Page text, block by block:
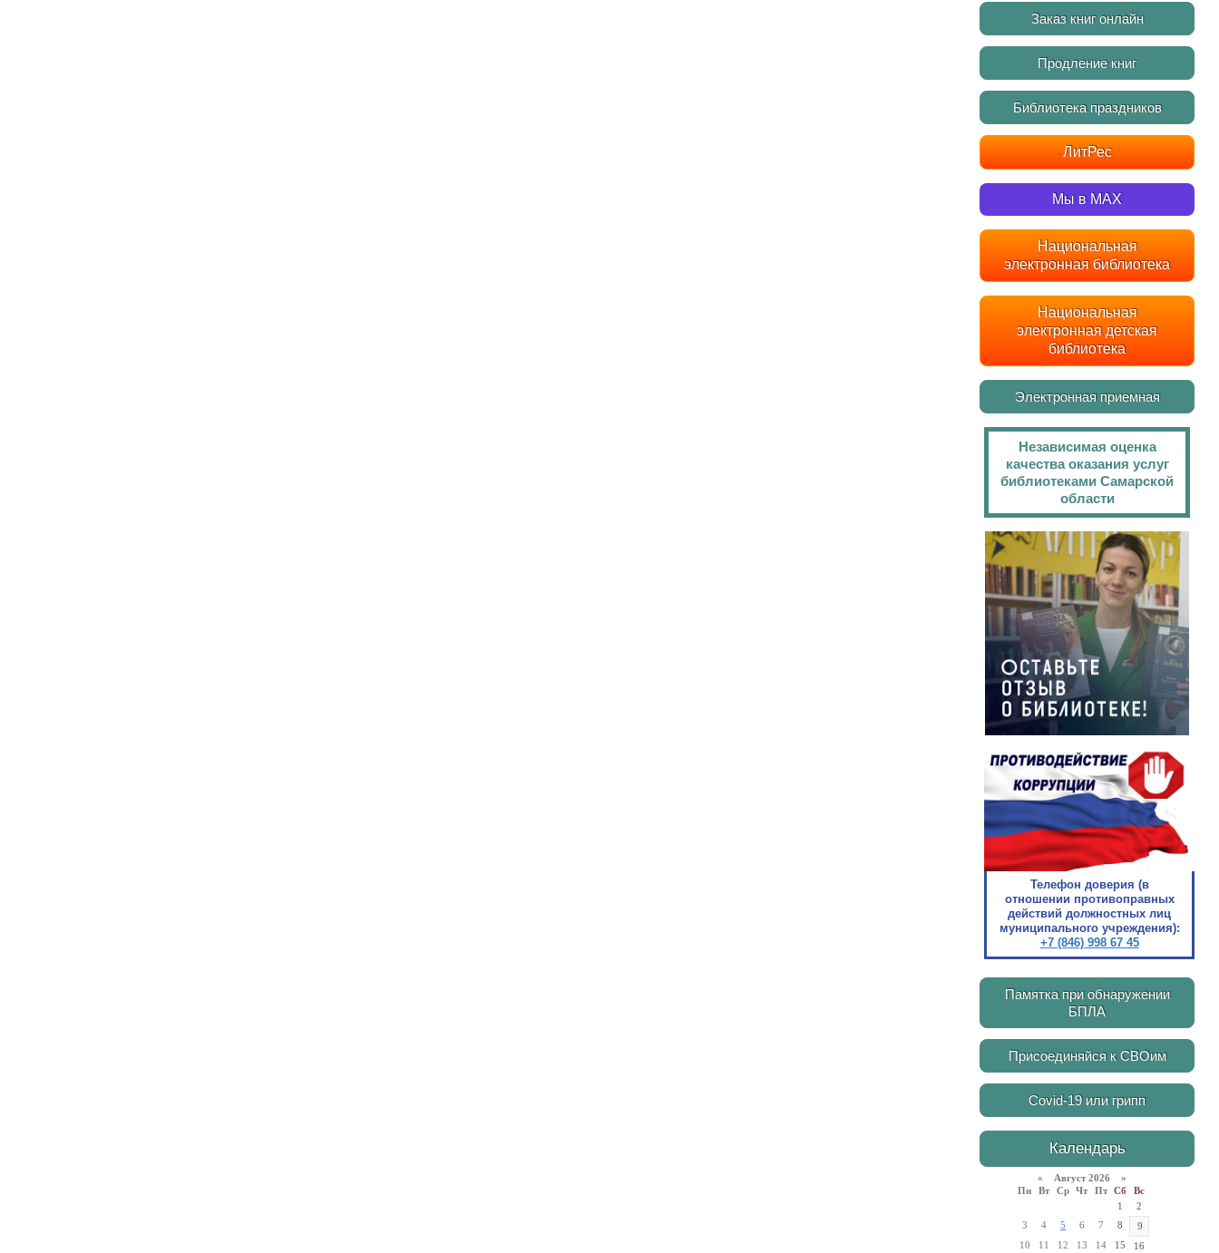
Заказ книг онлайн
Продление книг
Библиотека праздников
ЛитРес
Мы в MAX
Национальная
электронная библиотека
Национальная
электронная детская
библиотека
Электронная приемная
Независимая оценка
качества оказания услуг
библиотеками Самарской
области
Телефон доверия (в
отношении противоправных
действий должностных лиц
муниципального учреждения):
+7 (846) 998 67 45
Памятка при обнаружении
БПЛА
Присоединяйся к СВОим
Covid-19 или грипп
Календарь
« Август 2026 »
Пн
Вт Ср Чт Пт Сб
Вс
1
2
3
4 5 6 7 8
9
10
11 12 13 14 15 16